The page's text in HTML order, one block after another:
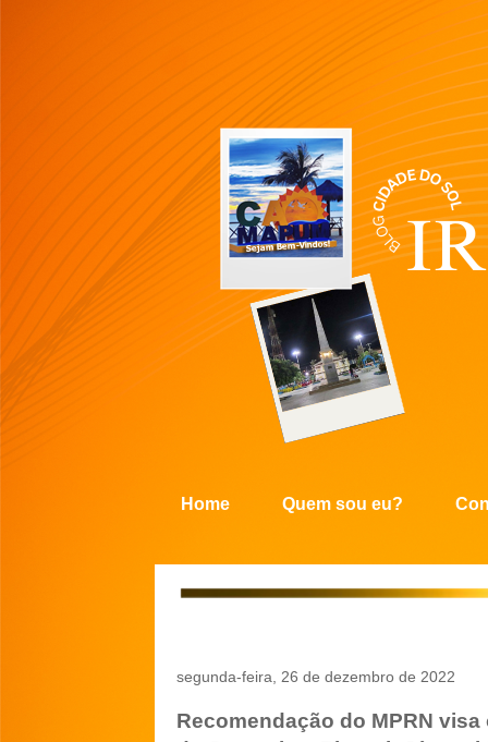
Home Quem sou eu?
segunda-feira, 26 de dezembro de 2022
Recomendação do MPRN